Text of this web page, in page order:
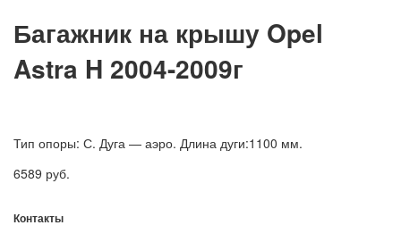
Багажник на крышу Opel
Astra H 2004-2009г
Тип опоры: С. Дуга — аэро. Длина дуги:1100 мм.
6589 руб.
Контакты